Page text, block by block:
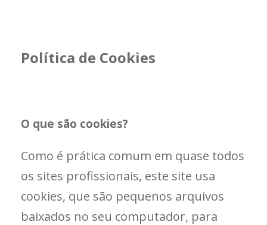
Política de Cookies
O que são cookies?
Como é prática comum em quase todos
os sites profissionais, este site usa
cookies, que são pequenos arquivos
baixados no seu computador, para